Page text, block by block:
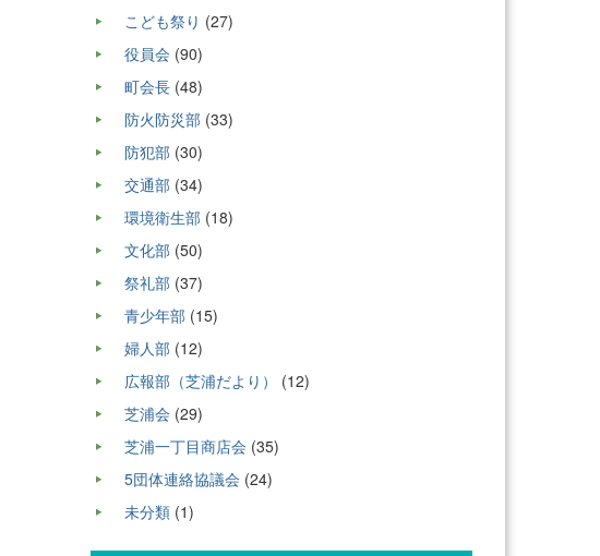
こども祭り (27)
役員会 (90)
町会長 (48)
防火防災部 (33)
防犯部 (30)
交通部 (34)
環境衛生部 (18)
文化部 (50)
祭礼部 (37)
青少年部 (15)
婦人部 (12)
広報部（芝浦だより）
(12)
芝浦会 (29)
芝浦一丁目商店会 (35)
5団体連絡協議会 (24)
未分類 (1)